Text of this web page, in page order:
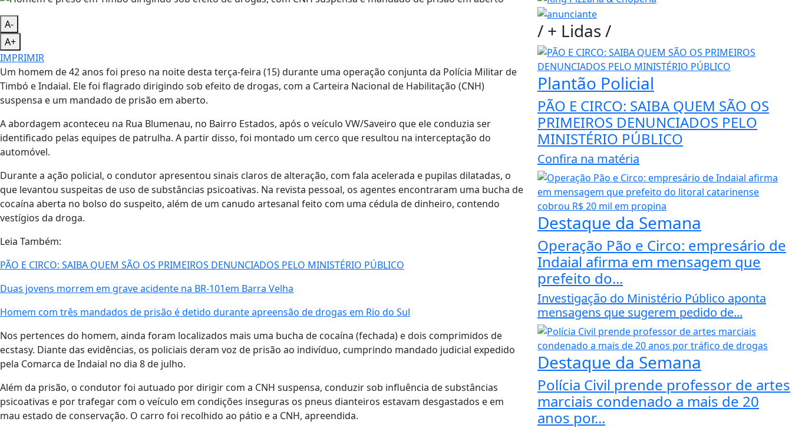
A-
A+
IMPRIMIR
Um homem de 42 anos foi preso na noite desta terça-feira (15) durante uma operação conjunta da Polícia Militar de
Timbó e Indaial. Ele foi flagrado dirigindo sob efeito de drogas, com a Carteira Nacional de Habilitação (CNH)
suspensa e um mandado de prisão em aberto.
A abordagem aconteceu na Rua Blumenau, no Bairro Estados, após o veículo VW/Saveiro que ele conduzia ser
identificado pelas equipes de patrulha. A partir disso, foi montado um cerco que resultou na interceptação do
automóvel.
Durante a ação policial, o condutor apresentou sinais claros de alteração, com fala acelerada e pupilas dilatadas, o
que levantou suspeitas de uso de substâncias psicoativas. Na revista pessoal, os agentes encontraram uma bucha de
cocaína aberta no bolso do suspeito, além de um canudo artesanal feito com uma cédula de dinheiro, contendo
vestígios da droga.
Leia Também:
PÃO E CIRCO: SAIBA QUEM SÃO OS PRIMEIROS DENUNCIADOS PELO MINISTÉRIO PÚBLICO
Duas jovens morrem em grave acidente na BR-101em Barra Velha
Homem com três mandados de prisão é detido durante apreensão de drogas em Rio do Sul
Nos pertences do homem, ainda foram localizados mais uma bucha de cocaína (fechada) e dois comprimidos de
ecstasy. Diante das evidências, os policiais deram voz de prisão ao indivíduo, cumprindo mandado judicial expedido
pela Comarca de Indaial no dia 8 de julho.
Além da prisão, o condutor foi autuado por dirigir com a CNH suspensa, conduzir sob influência de substâncias
psicoativas e por trafegar com o veículo em condições inseguras os pneus dianteiros estavam desgastados e em
mau estado de conservação. O carro foi recolhido ao pátio e a CNH, apreendida.
/ + Lidas/
Plantão Policial
PÃO E CIRCO: SAIBA QUEM SÃO OS
PRIMEIROS DENUNCIADOS PELO
MINISTÉRIO PÚBLICO
Confira na matéria
Destaque da Semana
Operação Pão e Circo: empresário de
Indaial afirma em mensagem que
prefeito do...
Investigação do Ministério Público aponta
mensagens que sugerem pedido de...
Destaque da Semana
Polícia Civil prende professor de artes
marciais condenado a mais de 20
anos por...